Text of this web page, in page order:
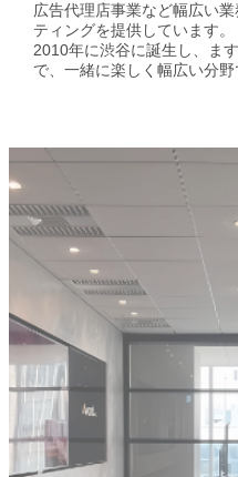
広告代理店事業など幅広い
ティングを提供しています。
2010年に渋谷に誕生し、ま
で、一緒に楽しく幅広い分